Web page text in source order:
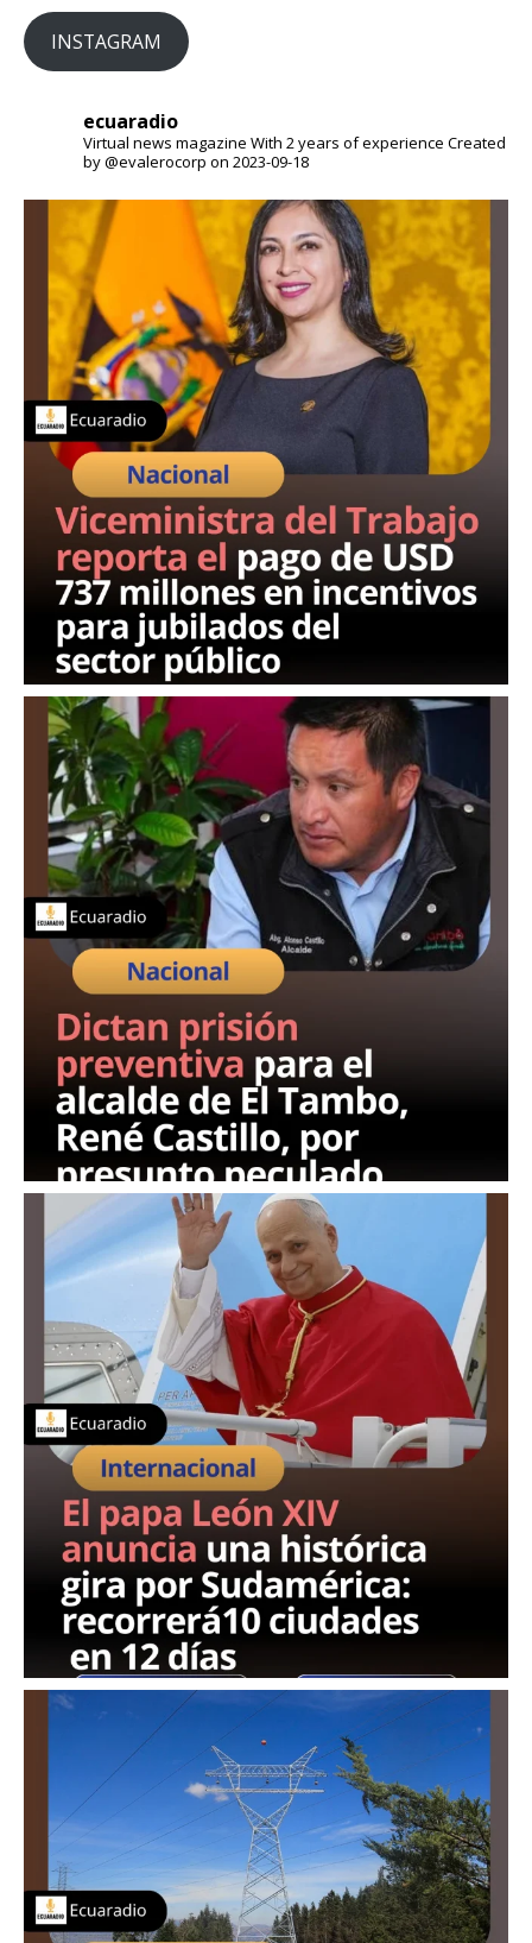
INSTAGRAM
ecuaradio
Virtual news magazine With 2 years of experience Created
by @evalerocorp on 2023-09-18